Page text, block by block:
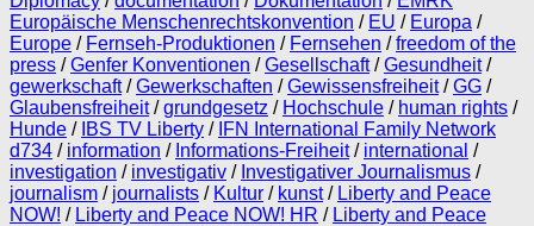
Europäische Menschenrechtskonvention / EU / Europa /
Europe / Fernseh-Produktionen / Fernsehen /freedom of the
press /Genfer Konventionen /Gesellschaft/Gesundheit/
gewerkschaft/Gewerkschaften /Gewissensfreiheit/GG /
Glaubensfreiheit/grundgesetz / Hochschule / human rights /
Hunde / IBS TV Liberty / IFN International Family Network
d734 / information / Informations-Freiheit/ international /
investigation / investigativ / Investigativer Journalismus /
journalism / journalists / Kultur / kunst/ Liberty and Peace
NOW! / Liberty and Peace NOW! HR / Liberty and Peace